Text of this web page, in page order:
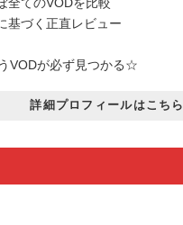
基づく正直レビュー
VODが必ず見つかる☆
詳細プロフィールはこちら